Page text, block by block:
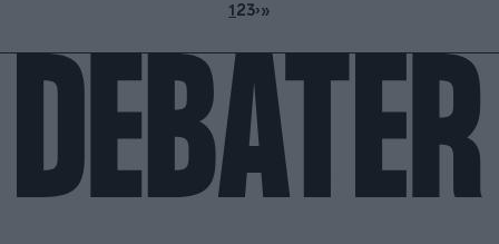
123›»